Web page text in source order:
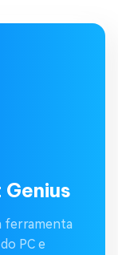
ferramenta
PC e